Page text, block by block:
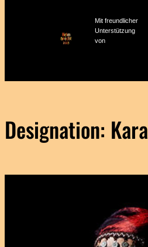
Mit freundlicher
Unterstützung
von
Designation: Kara